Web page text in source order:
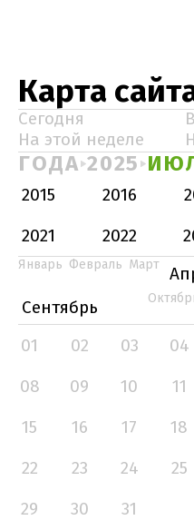
Карта
Сегодня
На этой неделе
ГОДА 2025
2015 2016
2021
2022
Январь Февраль Март
Сентябрь
01 02 03 04
08
09 10 11
15
16 17 18
22
23 24 25
29
30 31